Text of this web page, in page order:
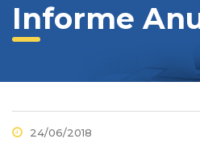
Informe
24/06/2018